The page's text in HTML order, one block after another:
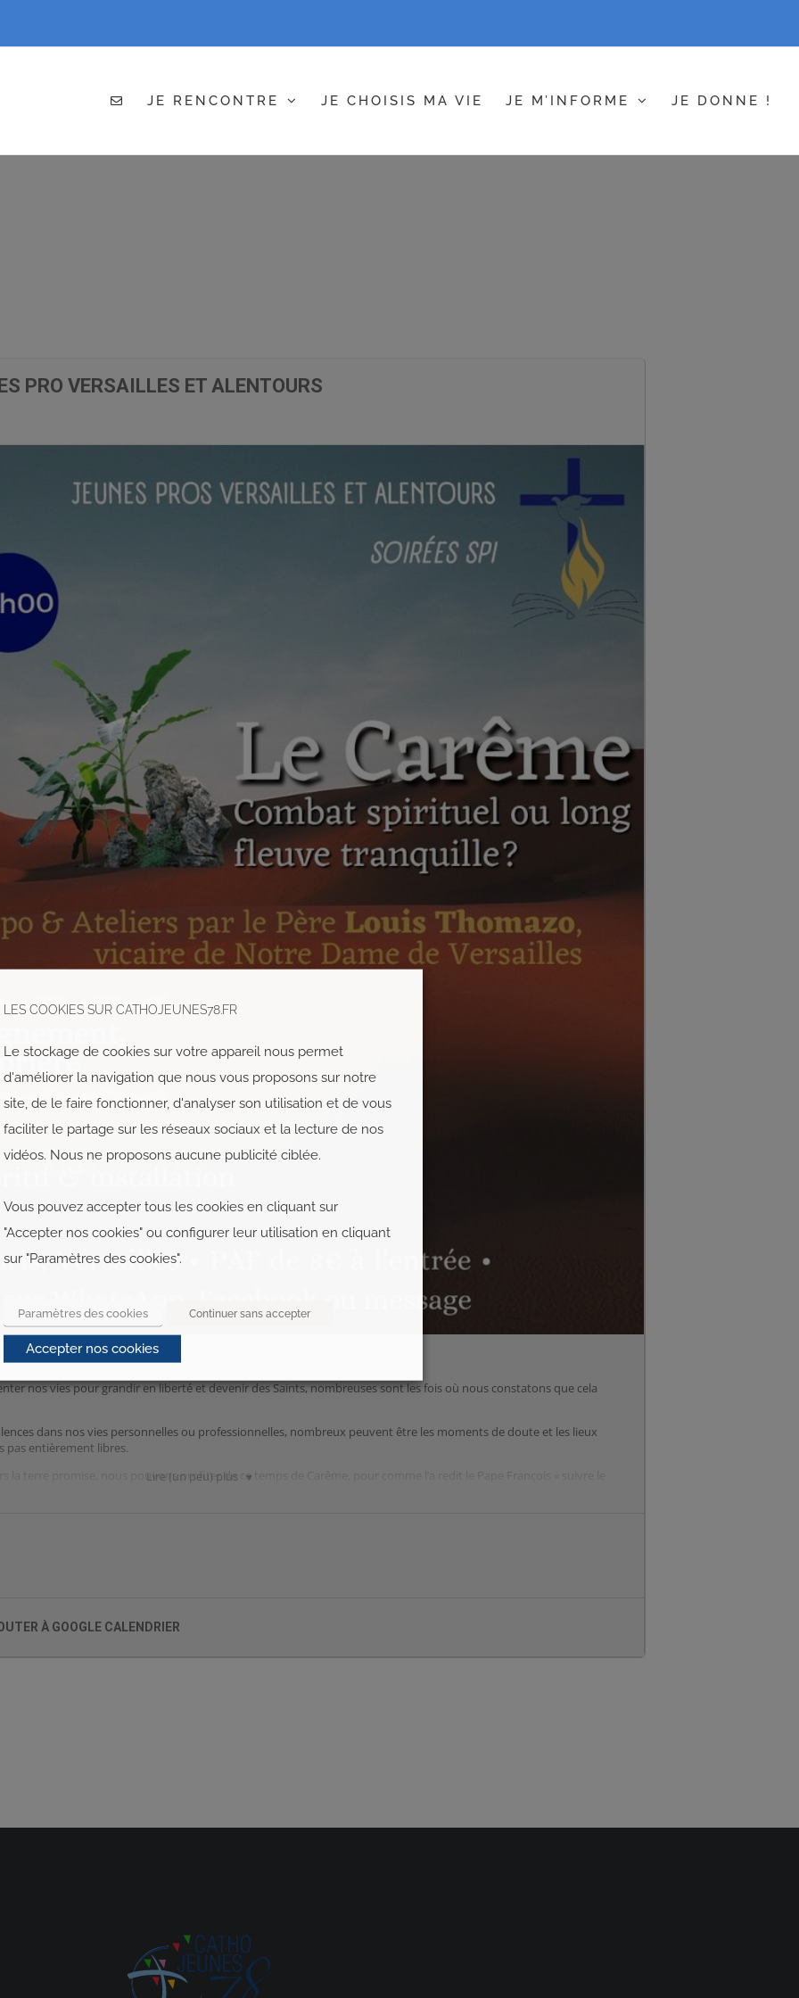
JE RENCONTRE JE CHOISIS MA VIE JE M’INFORME JE DONNE !
PRO VERSAILLES ET ALENTOURS
Lire (un peu) plus
nos vies pour grandir en liberté et devenir des Saints, nombreuses sont les fois où nous constatons que cela
dans nos vies personnelles ou professionnelles, nombreux peuvent être les moments de doute et les lieux
pas entièrement libres.
la terre promise, nous pouvons profiter de ce temps de Carême, pour comme l’a redit le Pape François « suivre le
de regagner en liberté intérieure, et de préparer nos cœurs à la grande Fête de la Résurrection !
À GOOGLE CALENDRIER
LES COOKIES SUR CATHOJEUNES78.FR
Le stockage de cookies sur votre appareil nous permet
d'améliorer la navigation que nous vous proposons sur notre
site, de le faire fonctionner, d'analyser son utilisation et de vous
faciliter le partage sur les réseaux sociaux et la lecture de nos
vidéos. Nous ne proposons aucune publicité ciblée.
Vous pouvez accepter tous les cookies en cliquant sur
"Accepter nos cookies" ou configurer leur utilisation en cliquant
sur "Paramètres des cookies".
Paramètres des cookies Continuer sans accepter
Accepter nos cookies